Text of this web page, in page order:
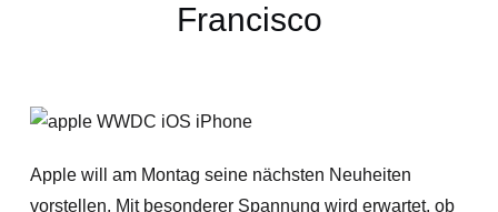
Francisco
Apple will am Montag seine nächsten Neuheiten
vorstellen. Mit besonderer Spannung wird erwartet, ob